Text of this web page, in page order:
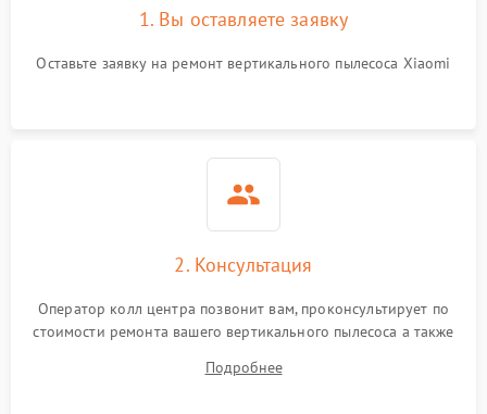
1. Вы оставляете заявку
Оставьте заявку на ремонт вертикального пылесоса Xiaomi
2. Консультация
Оператор колл центра позвонит вам, проконсультирует по
стоимости ремонта вашего вертикального пылесоса а также
Подробнее